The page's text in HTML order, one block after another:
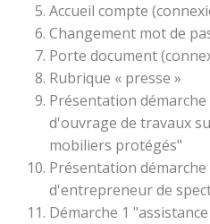
Accueil compte
Changement mot de
Porte document
Rubrique « presse »
Présentation
d'ouvrage de travaux
mobiliers protégés"
Présentation
d'entrepreneur de
Démarche 1